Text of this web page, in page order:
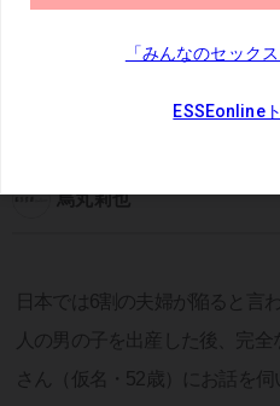
った妻子にモラハラ
烏丸莉也
日本では6割の夫婦が陥ると言
人の男の子を出産した後、完全
さん（仮名・52歳）にお話を